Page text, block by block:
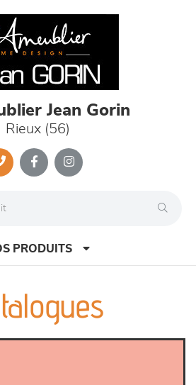
Jean Gorin
Rieux (56)
PRODUITS